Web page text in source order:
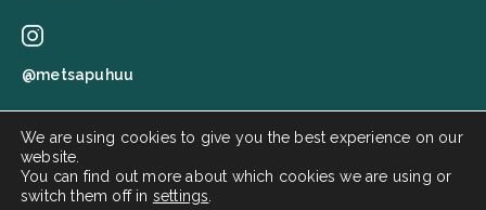
@metsapuhuu
Suomen metsäyhdistys
Metsä puhuu
We are using cookies to give you the best experience on our
website.
You can find out more about which cookies we are using or
switch them off in settings